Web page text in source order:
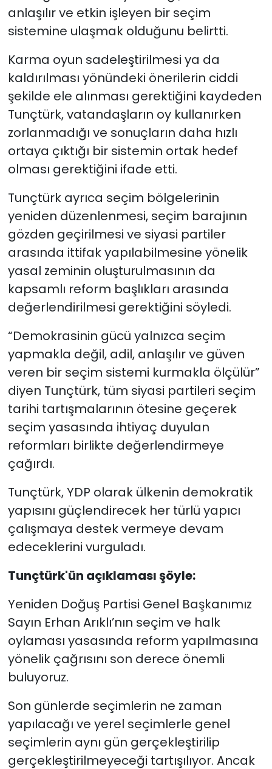
anlaşılır ve etkin işleyen bir seçim
sistemine ulaşmak olduğunu belirtti.
Karma oyun sadeleştirilmesi ya da
kaldırılması yönündeki önerilerin ciddi
şekilde ele alınması gerektiğini kaydeden
Tunçtürk, vatandaşların oy kullanırken
zorlanmadığı ve sonuçların daha hızlı
ortaya çıktığı bir sistemin ortak hedef
olması gerektiğini ifade etti.
Tunçtürk ayrıca seçim bölgelerinin
yeniden düzenlenmesi, seçim barajının
gözden geçirilmesi ve siyasi partiler
arasında ittifak yapılabilmesine yönelik
yasal zeminin oluşturulmasının da
kapsamlı reform başlıkları arasında
değerlendirilmesi gerektiğini söyledi.
“Demokrasinin gücü yalnızca seçim
yapmakla değil, adil, anlaşılır ve güven
veren bir seçim sistemi kurmakla ölçülür”
diyen Tunçtürk, tüm siyasi partileri seçim
tarihi tartışmalarının ötesine geçerek
seçim yasasında ihtiyaç duyulan
reformları birlikte değerlendirmeye
çağırdı.
Tunçtürk, YDP olarak ülkenin demokratik
yapısını güçlendirecek her türlü yapıcı
çalışmaya destek vermeye devam
edeceklerini vurguladı.
Tunçtürk'ün açıklaması şöyle:
Yeniden Doğuş Partisi Genel Başkanımız
Sayın Erhan Arıklı’nın seçim ve halk
oylaması yasasında reform yapılmasına
yönelik çağrısını son derece önemli
buluyoruz.
Son günlerde seçimlerin ne zaman
yapılacağı ve yerel seçimlerle genel
seçimlerin aynı gün gerçekleştirilip
gerçekleştirilmeyeceği tartışılıyor. Ancak